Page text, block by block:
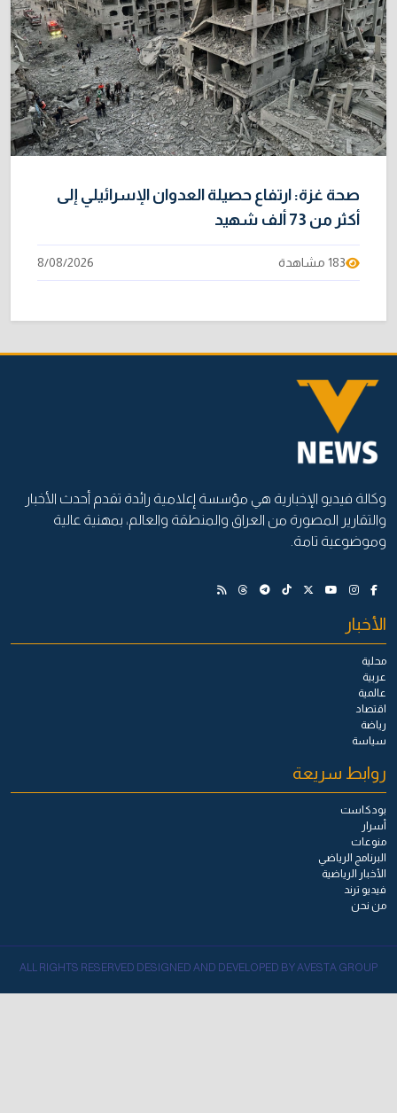
صحة غزة: ارتفاع حصيلة العدوان الإسرائيلي إلى
أكثر من 73 ألف شهيد
183 مشاهدة 8/08/2026
وكالة فيديو الإخبارية هي مؤسسة إعلامية رائدة تقدم أحدث الأخبار
والتقارير المصورة من العراق والمنطقة والعالم، بمهنية عالية
وموضوعية تامة.
الأخبار
محلية
عربية
عالمية
اقتصاد
رياضة
سياسة
روابط سريعة
بودكاست
أسرار
منوعات
البرنامج الرياضي
الأخبار الرياضية
فيديو ترند
من نحن
ALL RIGHTS RESERVED DESIGNED AND DEVELOPED BY AVESTA GROUP